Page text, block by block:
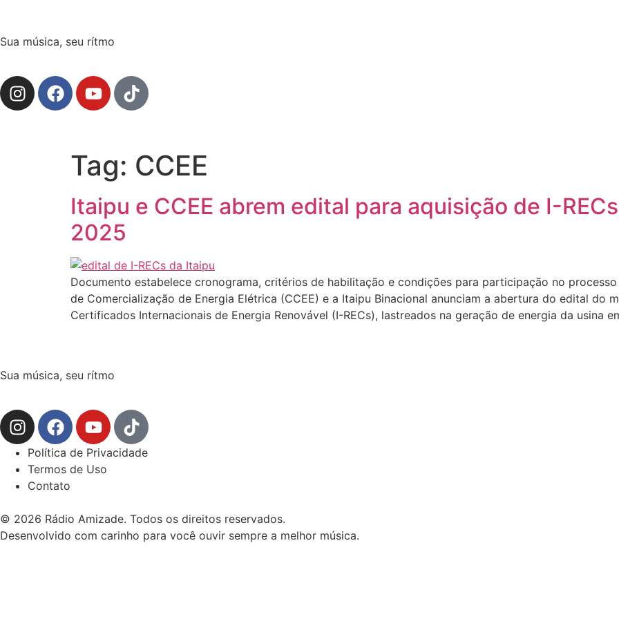
Sua música, seu rítmo
Tag: CCEE
Itaipu e CCEE abrem edital para aquisição de I-
2025
Documento estabelece cronograma, critérios de habilitação e condições para participação no
de Comercialização de Energia Elétrica (CCEE) e a Itaipu Binacional anunciam a abertura do edital do
Certificados Internacionais de Energia Renovável (I-RECs), lastreados na geração de energia da usina
Sua música, seu rítmo
Política de Privacidade
Termos de Uso
Contato
© 2026 Rádio Amizade. Todos os direitos reservados.
Desenvolvido com carinho para você ouvir sempre a melhor música.